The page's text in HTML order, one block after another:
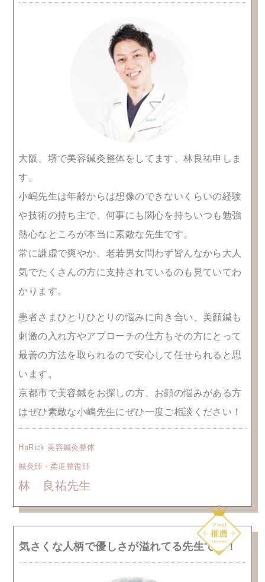
大阪、堺で美容鍼灸整体をしてます、林良祐申しま
す。
小嶋先生は年齢からは想像のできないくらいの経験
や技術の持ち主で、何事にも関心を持ちいつも勉強
熱心なところが本当に素敵な先生です。
常に謙虚で爽やか、老若男女問わず皆んなから大人
気でたくさんの方に支持されているのも見ていてわ
かります。
患者さまひとりひとりの悩みに向き合い、美顔鍼も
刺激の入れ方やアプローチの仕方もその方にとって
最善の方法を取られるので安心して任せられると思
います。
京都市で美容鍼をお探しの方、お顔の悩みがある方
はぜひ素敵な小嶋先生にぜひ一度ご相談ください！
HaRick 美容鍼灸整体
鍼灸師・柔道整復師
林 良祐先生
気さくな人柄で優しさが溢れてる先生です！